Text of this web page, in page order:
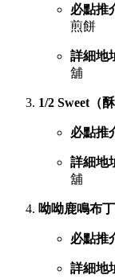
必點推
煎餅
詳細地
舖
1/2 Sweet（
必點推
詳細地
舖
呦呦鹿鳴布
必點推
詳細地